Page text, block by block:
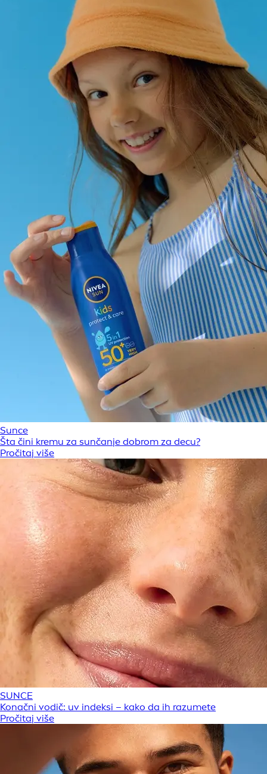
Sunce
Šta čini kremu za sunčanje dobrom za decu?
Pročitaj više
SUNCE
Konačni vodič: uv indeksi – kako da ih razumete
Pročitaj više